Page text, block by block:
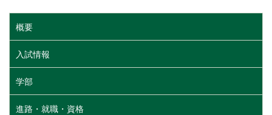
送
ジ
概要
入試情報
学部
進路・就職・資格